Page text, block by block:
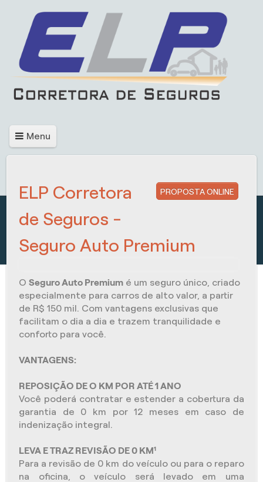
Menu
PROPOSTA ONLINE
ELP Corretora
de Seguros -
Seguro Auto Premium
OSeguro Auto Premium é um seguro único, criado
especialmente para carros de alto valor, a partir
de R$ 150 mil. Com vantagens exclusivas que
facilitam o dia a dia e trazem tranquilidade e
conforto para você.
VANTAGENS:
REPOSIÇÃO DE O KM POR ATÉ 1 ANO
Você poderá contratar e estender a cobertura da
garantia de 0 km por 12 meses em caso de
indenização integral.
LEVA E TRAZ REVISÃO DE 0 KM¹
Para a revisão de 0 km do veículo ou para o reparo
na oficina, o veículo será levado em uma